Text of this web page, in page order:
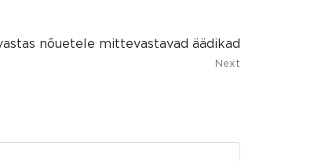
nõuetele mittevastavad äädikad
Next